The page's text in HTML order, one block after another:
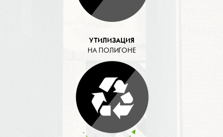
УТИЛИЗАЦИЯ
НА ПОЛИГОНЕ